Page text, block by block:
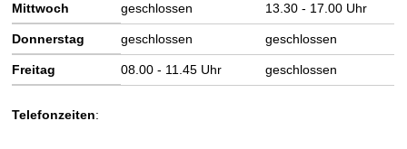
Mittwoch geschlossen 13.30 - 17.00 Uhr
Donnerstag geschlossen geschlossen
Freitag 08.00 - 11.45 Uhr geschlossen
Telefonzeiten: